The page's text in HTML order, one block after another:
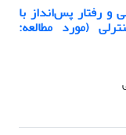
و رفتار پس‌انداز با
(مورد مطالعه: